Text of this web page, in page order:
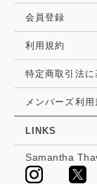
会員登録
利用規約
特定商取引法に
メンバーズ利用
LINKS
Samantha